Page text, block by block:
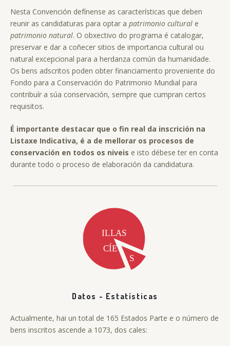
Nesta Convención defínense as características que deben
reunir as candidaturas para optar a patrimonio cultural e
patrimonio natural. O obxectivo do programa é catalogar,
preservar e dar a coñecer sitios de importancia cultural ou
natural excepcional para a herdanza común da humanidade.
Os bens adscritos poden obter financiamento proveniente do
Fondo para a Conservación do Patrimonio Mundial para
contribuír a súa conservación, sempre que cumpran certos
requisitos.
É importante destacar que o fin real da inscrición na
Listaxe Indicativa, é a de mellorar os procesos de
conservación en todos os niveis e isto débese ter en conta
durante todo o proceso de elaboración da candidatura.
Datos - Estatísticas
Actualmente, hai un total de 165 Estados Parte e o número de
bens inscritos ascende a 1073, dos cales: